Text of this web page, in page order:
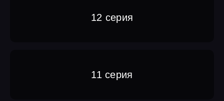
12 серия
11 серия